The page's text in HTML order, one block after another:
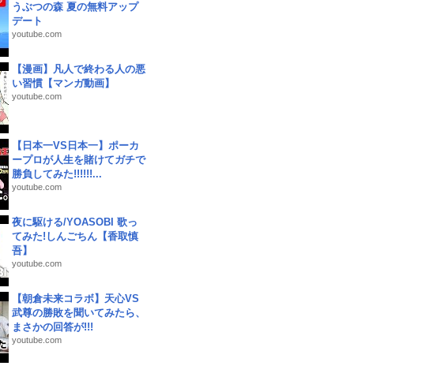
うぶつの森 夏の無料アップ
デート
youtube.com
【漫画】凡人で終わる人の悪
い習慣【マンガ動画】
youtube.com
【日本一VS日本一】ポーカ
ープロが人生を賭けてガチで
勝負してみた!!!!!!...
youtube.com
夜に駆ける/YOASOBI 歌っ
てみた!しんごちん【香取慎
吾】
youtube.com
【朝倉未来コラボ】天心VS
武尊の勝敗を聞いてみたら、
まさかの回答が!!!
youtube.com